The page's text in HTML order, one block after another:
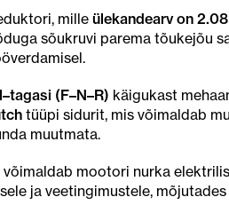
milleülekandearv on 2.08
sõukruvi parema tõukejõu
(F–N–R) käigukast
tüüpi sidurit, mis võimaldab
muutmata.
võimaldab mootori nurka
ja veetingimustele,